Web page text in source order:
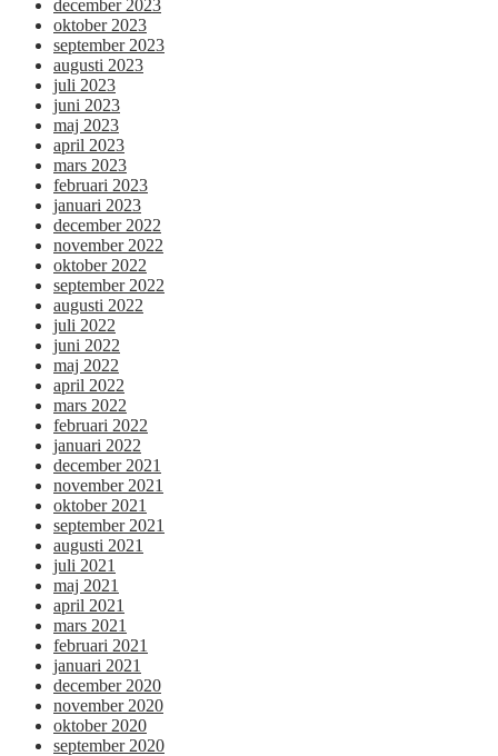
december 2023
oktober 2023
september 2023
augusti 2023
juli 2023
juni 2023
maj 2023
april 2023
mars 2023
februari 2023
januari 2023
december 2022
november 2022
oktober 2022
september 2022
augusti 2022
juli 2022
juni 2022
maj 2022
april 2022
mars 2022
februari 2022
januari 2022
december 2021
november 2021
oktober 2021
september 2021
augusti 2021
juli 2021
maj 2021
april 2021
mars 2021
februari 2021
januari 2021
december 2020
november 2020
oktober 2020
september 2020